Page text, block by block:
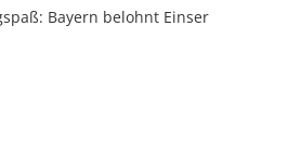
Bayern belohnt Einser